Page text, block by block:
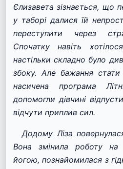
Єлизавета зізнається, що
у таборі далися їй
переступити через
Спочатку навіть
настільки складно було
збоку. Але бажання
насичена програма
допомогли дівчині
відчути приплив сил.
Додому Ліза
Вона змінила роботу на
йогою, познайомилася з